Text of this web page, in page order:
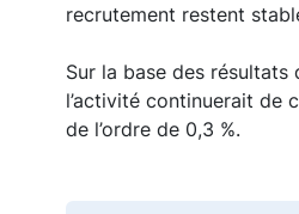
recrutement restent
Sur la base des résultats
l’activité continuerait de
de l’ordre de 0,3 %.